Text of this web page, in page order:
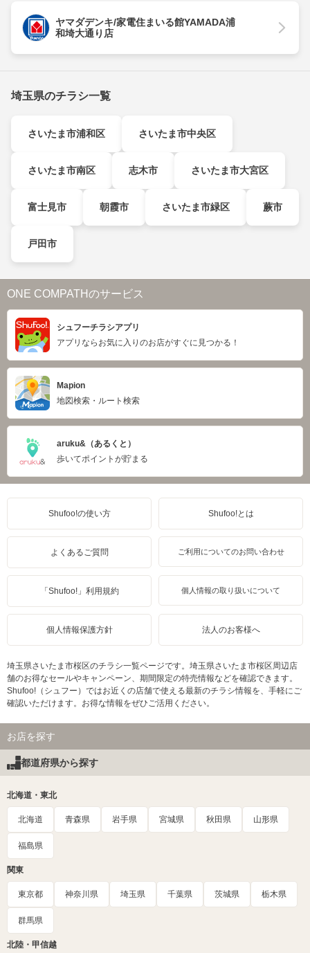
ヤマダデンキ/家電住まいる館YAMADA浦
和埼大通り店
埼玉県のチラシ一覧
さいたま市浦和区 さいたま市中央区
さいたま市南区 志木市 さいたま市大宮区
富士見市 朝霞市 さいたま市緑区 蕨市
戸田市
ONE COMPATHのサービス
シュフーチラシアプリ
アプリならお気に入りのお店がすぐに見つかる！
Mapion
地図検索・ルート検索
aruku&（あるくと）
歩いてポイントが貯まる
Shufoo!の使い方 Shufoo!とは
よくあるご質問 ご利用についてのお問い合わせ
「Shufoo!」利用規約 個人情報の取り扱いについて
個人情報保護方針 法人のお客様へ
埼玉県さいたま市桜区のチラシ一覧ページです。埼玉県さいたま市桜区周辺店
舗のお得なセールやキャンペーン、期間限定の特売情報などを確認できます。
Shufoo!（シュフー）ではお近くの店舗で使える最新のチラシ情報を、手軽にご
確認いただけます。お得な情報をぜひご活用ください。
お店を探す
都道府県から探す
北海道・東北
北海道 青森県 岩手県 宮城県 秋田県 山形県
福島県
関東
東京都 神奈川県 埼玉県 千葉県 茨城県 栃木県
群馬県
北陸・甲信越